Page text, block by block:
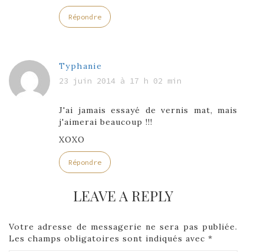
Répondre
Typhanie
23 juin 2014 à 17 h 02 min
J'ai jamais essayé de vernis mat, mais
j'aimerai beaucoup !!!
XOXO
Répondre
LEAVE A REPLY
Votre adresse de messagerie ne sera pas publiée.
Les champs obligatoires sont indiqués avec *